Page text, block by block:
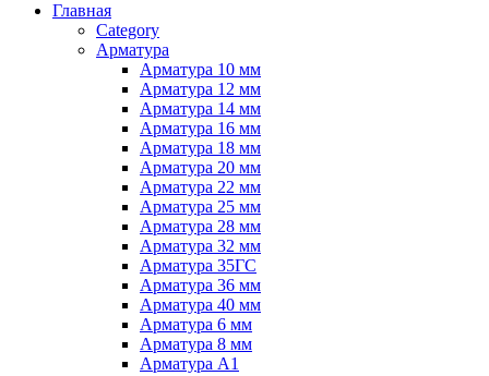
Главная
Category
Арматура
Арматура 10 мм
Арматура 12 мм
Арматура 14 мм
Арматура 16 мм
Арматура 18 мм
Арматура 20 мм
Арматура 22 мм
Арматура 25 мм
Арматура 28 мм
Арматура 32 мм
Арматура 35ГС
Арматура 36 мм
Арматура 40 мм
Арматура 6 мм
Арматура 8 мм
Арматура А1